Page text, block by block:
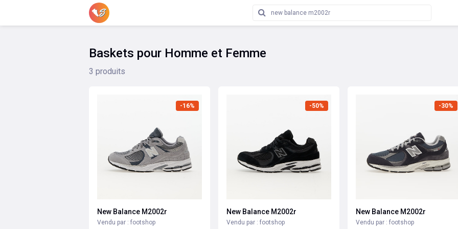
Baskets pour Homme et Femme
3 produits
-16%
New Balance M2002r
Vendu par : footshop
-50%
New Balance M2002r
Vendu par : footshop
-30%
New Balance M2002r
Vendu par : footshop